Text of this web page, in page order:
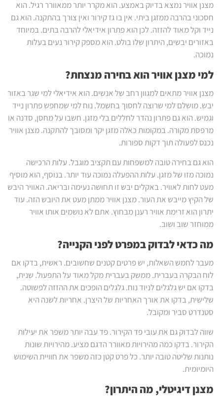
מצנן אוויר נמצא בדיוק באמצע. הוא מקרר יותר ממאוורר רגיל. הוא
חסכוני בהרבה ממזגן ביתי. אין בו גז קירור ואין צורך בהתקנה. הוא גם
נייד וקל מאוד להזזה. לכן הוא פתרון אידיאלי להרבה בתים. במיוחד
באזורים יבשים, היתרון שלו בולט. הוא מספק קירור נעים בעלות
נמוכה.
למי מצנן אוויר הוא בחירה מנצחת?
מצנן אוויר מתאים למגוון רחב של אנשים. הוא אידיאלי למי שגר באזור
יבש. מושלם למי שרוצה לחסוך בחשמל. נוח למי שמחפש פתרון נייד
וגמיש. הוא גם פתרון נהדר לחללים בלי מזגן. חשבו על מחסן, סדנה או
מרפסת מקורה. במקומות כאלה מזגן יקר ומסובך להתקנה. מצנן אוויר
נכנס לפעולה תוך דקות ספורות.
הוא גם בחירה טובה למשפחות עם תקציב מוגבל. עלות הרכישה
נמוכה מזו של מזגן. עלות ההפעלה נמוכה עוד יותר. בנוסף, הוא מוסיף
מעט לחות לאוויר. באקלים יבש זו תחושה נעימה ובריאה. האוויר היבש
של הקיץ מייבש את העור. מצנן אוויר ממתן מעט את היובש הזה. עוד
יתרון הוא זרימת אוויר רענן מבחוץ. אתם לא נושמים אותו אוויר
ממוחזר שוב ושוב.
מה כדאי לבדוק במפרט לפני הקנייה?
מעבר לחמש השאלות, יש פרטים קטנים שחשובים. ראשית, בדקו אם
לוח הבקרה בעברית. ממשק בעברית מקל מאוד על התפעול. שנית,
בדקו אם יש גלגלים לניוד נוח. גלגלים הופכים את ההזזה לפשוטה.
שלישית, בדקו את אורך האחריות של היצרן. אחריות לשנה היא
סטנדרט סביר ומקובל.
שווה לבדוק גם את עובי פד הקירור. פד עבה יותר משפר את יעילות
הקירור. בדקו כמה מהירויות מאוורר הדגם מציע. מהירויות שונות
נותנות שליטה טובה יותר. כל פרט קטן כזה משפר את חוויית השימוש
היומיומית.
מצנן דיגיטלי, מה היתרון?